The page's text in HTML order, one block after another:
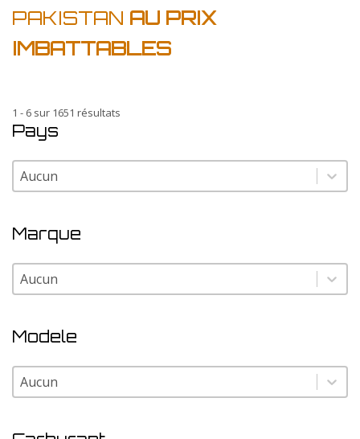
PAKISTAN AU PRIX
IMBATTABLES
1 - 6 sur 1651 résultats
Pays
Pays
Pays
Marque
Marque
Marque
Modele
Modele
Modele